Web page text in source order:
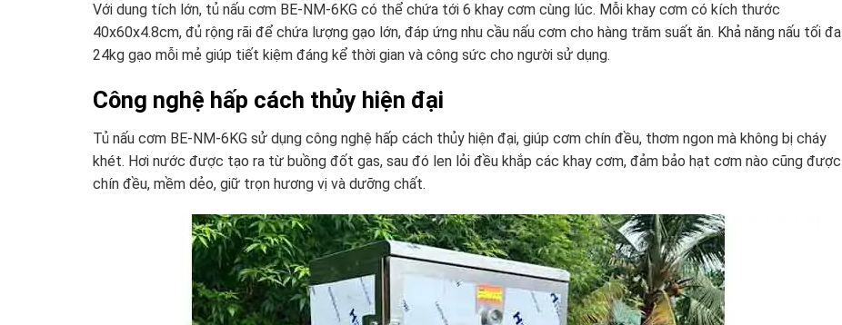
Với dung tích lớn, tủ nấu cơm BE-NM-6KG có thể chứa tới 6 khay cơm cùng lúc. Mỗi khay cơm có kích thước
40x60x4.8cm, đủ rộng rãi để chứa lượng gạo lớn, đáp ứng nhu cầu nấu cơm cho hàng trăm suất ăn. Khả năng nấu tối đa
24kg gạo mỗi mẻ giúp tiết kiệm đáng kể thời gian và công sức cho người sử dụng.
Công nghệ hấp cách thủy hiện đại
Tủ nấu cơm BE-NM-6KG sử dụng công nghệ hấp cách thủy hiện đại, giúp cơm chín đều, thơm ngon mà không bị cháy
khét. Hơi nước được tạo ra từ buồng đốt gas, sau đó len lỏi đều khắp các khay cơm, đảm bảo hạt cơm nào cũng được
chín đều, mềm dẻo, giữ trọn hương vị và dưỡng chất.